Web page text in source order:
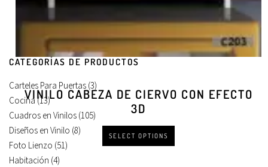
VINILO CABEZA DE CIERVO CON EFECTO
3D
SELECT OPTIONS
CATEGORÍAS DE PRODUCTOS
Carteles Para Puertas (3)
Cocina (13)
Cuadros en Vinilos (105)
Diseños en Vinilo (8)
Foto Lienzo (51)
Habitación (4)